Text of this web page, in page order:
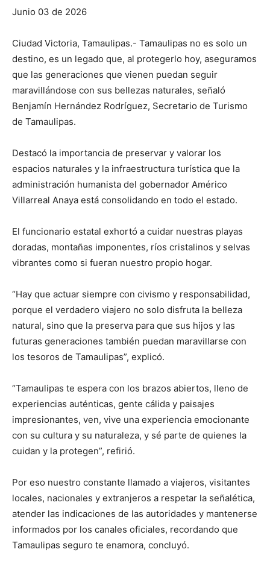
Junio 03 de 2026
Ciudad Victoria, Tamaulipas.- Tamaulipas no es solo un
destino, es un legado que, al protegerlo hoy, aseguramos
que las generaciones que vienen puedan seguir
maravillándose con sus bellezas naturales, señaló
Benjamín Hernández Rodríguez, Secretario de Turismo
de Tamaulipas.
Destacó la importancia de preservar y valorar los
espacios naturales y la infraestructura turística que la
administración humanista del gobernador Américo
Villarreal Anaya está consolidando en todo el estado.
El funcionario estatal exhortó a cuidar nuestras playas
doradas, montañas imponentes, ríos cristalinos y selvas
vibrantes como si fueran nuestro propio hogar.
“Hay que actuar siempre con civismo y responsabilidad,
porque el verdadero viajero no solo disfruta la belleza
natural, sino que la preserva para que sus hijos y las
futuras generaciones también puedan maravillarse con
los tesoros de Tamaulipas”, explicó.
“Tamaulipas te espera con los brazos abiertos, lleno de
experiencias auténticas, gente cálida y paisajes
impresionantes, ven, vive una experiencia emocionante
con su cultura y su naturaleza, y sé parte de quienes la
cuidan y la protegen”, refirió.
Por eso nuestro constante llamado a viajeros, visitantes
locales, nacionales y extranjeros a respetar la señalética,
atender las indicaciones de las autoridades y mantenerse
informados por los canales oficiales, recordando que
Tamaulipas seguro te enamora, concluyó.